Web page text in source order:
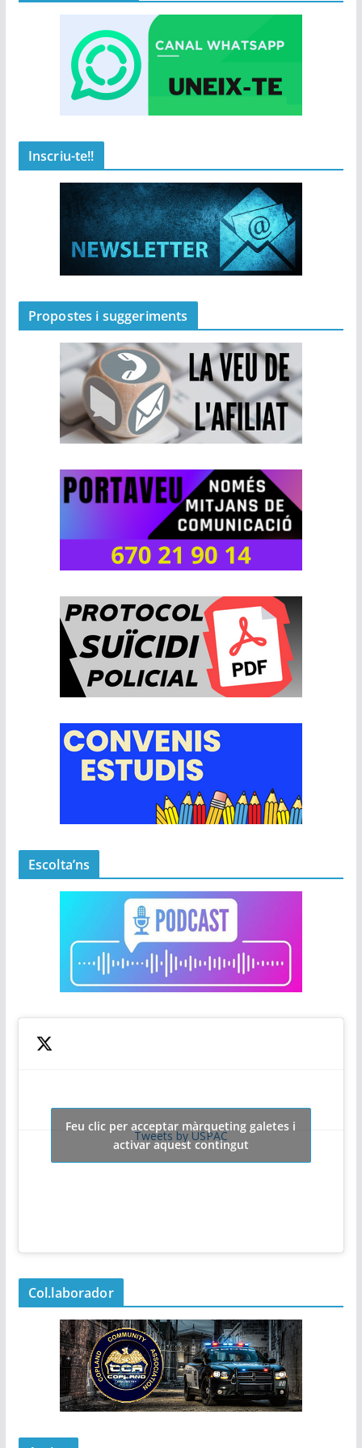
Inscriu-te!!
Propostes i suggeriments
Escolta’ns
Tweets by USPAC
Feu clic per acceptar màrqueting galetes i
activar aquest contingut
Col.laborador